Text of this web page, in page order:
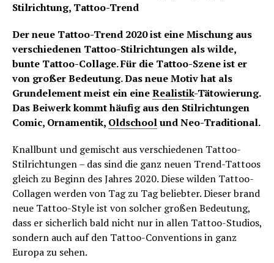
Stilrichtung, Tattoo-Trend
Der neue Tattoo-Trend 2020 ist eine Mischung aus
verschiedenen Tattoo-Stilrichtungen als wilde,
bunte Tattoo-Collage. Für die Tattoo-Szene ist er
von großer Bedeutung. Das neue Motiv hat als
Grundelement meist ein eineRealistik-Tätowierung.
Das Beiwerk kommt häufig aus den Stilrichtungen
Comic, Ornamentik, Oldschoolund Neo-Traditional.
Knallbunt und gemischt aus verschiedenen Tattoo-
Stilrichtungen – das sind die ganz neuen Trend-Tattoos
gleich zu Beginn des Jahres 2020. Diese wilden Tattoo-
Collagen werden von Tag zu Tag beliebter. Dieser brand
neue Tattoo-Style ist von solcher großen Bedeutung,
dass er sicherlich bald nicht nur in allen Tattoo-Studios,
sondern auch auf den Tattoo-Conventions in ganz
Europa zu sehen.